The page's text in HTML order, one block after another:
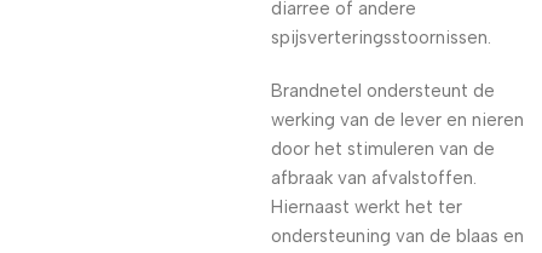
diarree of andere
spijsverteringsstoornissen.
Brandnetel ondersteunt de
werking van de lever en nieren
door het stimuleren van de
afbraak van afvalstoffen.
Hiernaast werkt het ter
ondersteuning van de blaas en